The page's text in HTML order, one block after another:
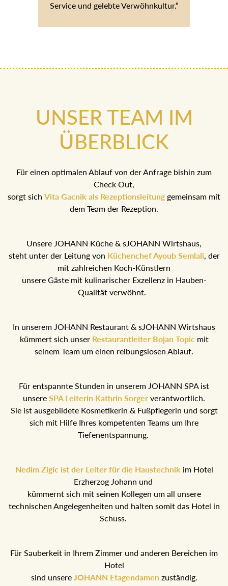
Service und gelebte Verwöhnkultur.“
UNSER TEAM IM
ÜBERBLICK
Für einen optimalen Ablauf von der Anfrage bishin zum
Check Out,
sorgt sich Vita Gacnik als Rezeptionsleitunggemeinsam mit
dem Team der Rezeption.
Unsere JOHANN Küche & sJOHANN Wirtshaus,
steht unter der Leitung von Küchenchef Ayoub Semlali, der
mit zahlreichen Koch-Künstlern
unsere Gäste mit kulinarischer Exzellenz in Hauben-
Qualität verwöhnt.
In unserem JOHANN Restaurant & sJOHANN Wirtshaus
kümmert sich unser Restaurantleiter Bojan Topic mit
seinem Team um einen reibungslosen Ablauf.
Für entspannte Stunden in unserem JOHANN SPA ist
unsere SPA Leiterin Kathrin Sorger verantwortlich.
Sie ist ausgebildete Kosmetikerin & Fußpflegerin und sorgt
sich mit Hilfe Ihres kompetenten Teams um Ihre
Tiefenentspannung.
Nedim Zigic ist der Leiter für die Haustechnik im Hotel
Erzherzog Johann und
kümmernt sich mit seinen Kollegen um all unsere
technischen Angelegenheiten und halten somit das Hotel in
Schuss.
Für Sauberkeit in Ihrem Zimmer und anderen Bereichen im
Hotel
sind unsereJOHANN Etagendamen zuständig.